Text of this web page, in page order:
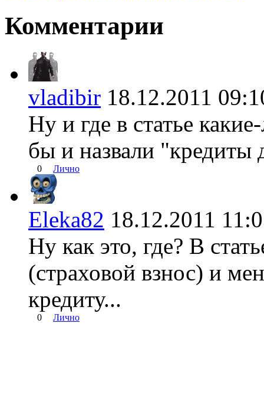
Комментарии
vladibir 18.12.2011
Ну и где в статье
бы и назвали "кредиты
0 Лично
Eleka82 18.12.2011
Ну как это, где? В
(страховой взнос) и
кредиту...
0 Лично